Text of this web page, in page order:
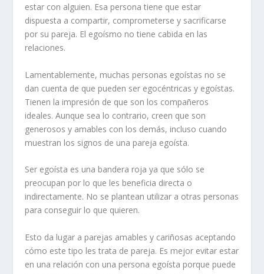
estar con alguien. Esa persona tiene que estar
dispuesta a compartir, comprometerse y sacrificarse
por su pareja. El egoísmo no tiene cabida en las
relaciones.
Lamentablemente, muchas personas egoístas no se
dan cuenta de que pueden ser egocéntricas y egoístas.
Tienen la impresión de que son los compañeros
ideales. Aunque sea lo contrario, creen que son
generosos y amables con los demás, incluso cuando
muestran los signos de una pareja egoísta.
Ser egoísta es una bandera roja ya que sólo se
preocupan por lo que les beneficia directa o
indirectamente. No se plantean utilizar a otras personas
para conseguir lo que quieren.
Esto da lugar a parejas amables y cariñosas aceptando
cómo este tipo les trata de pareja. Es mejor evitar estar
en una relación con una persona egoísta porque puede